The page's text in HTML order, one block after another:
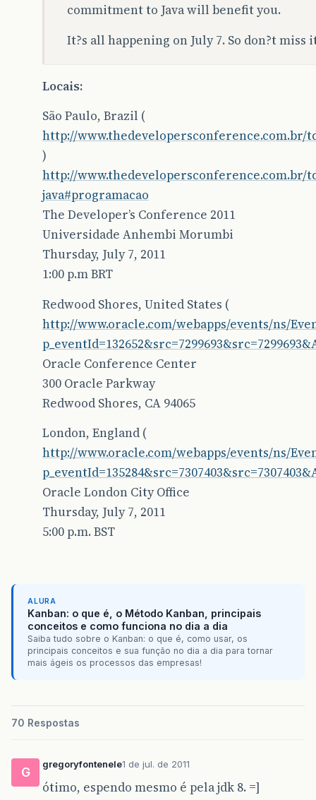
commitment to Java will benefit you.
It?s all happening on July 7. So don?t miss
Locais:
São Paulo, Brazil (
http://www.thedevelopersconference.com.br/
)
http://www.thedevelopersconference.com.br/
java#programacao
The Developer’s Conference 2011
Universidade Anhembi Morumbi
Thursday, July 7, 2011
1:00 p.m BRT
Redwood Shores, United States (
http://www.oracle.com/webapps/events/ns/
Oracle Conference Center
300 Oracle Parkway
Redwood Shores, CA 94065
London, England (
http://www.oracle.com/webapps/events/ns/
Oracle London City Office
Thursday, July 7, 2011
5:00 p.m. BST
ALURA
Kanban: o que é, o Método Kanban, principais
conceitos e como funciona no dia a dia
Saiba tudo sobre o Kanban: o que é, como usar, os
principais conceitos e sua função no dia a dia para tornar
mais ágeis os processos das empresas!
70 Respostas
G
gregoryfontenele1 de jul. de 2011
ótimo, espendo mesmo é pela jdk 8. =]